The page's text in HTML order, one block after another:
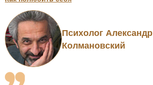
Психолог Александр
Колмановский